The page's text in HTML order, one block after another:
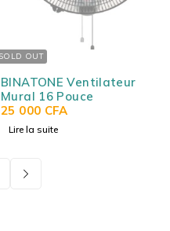
SOLD OUT
BINATONE Ventilateur
Mural 16 Pouce
25 000 CFA
Lire la suite